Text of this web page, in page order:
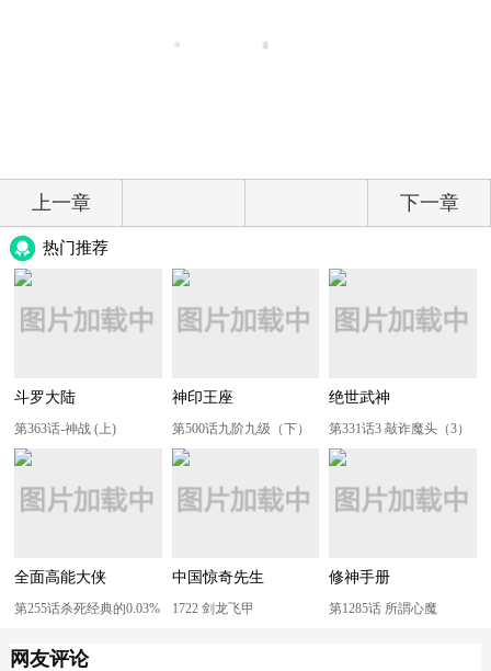
上一章 下一章
热门推荐
斗罗大陆
第363话-神战 (上)
神印王座
第500话九阶九级（下）
绝世武神
第331话3 敲诈魔头（3）
全面高能大侠
第255话杀死经典的0.03%
中国惊奇先生
1722 剑龙飞甲
修神手册
第1285话 所謂心魔
网友评论